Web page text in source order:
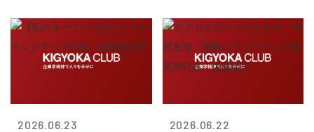
2026.06.23 2026.06.22